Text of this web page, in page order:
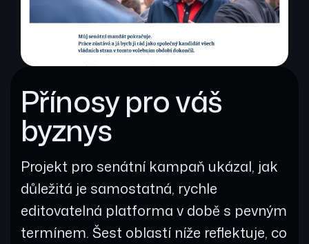
Přínosy pro váš
byznys
Projekt pro senátní kampaň ukázal, jak
důležitá je samostatná, rychle
editovatelná platforma v době s pevným
termínem. Šest oblastí níže reflektuje, co